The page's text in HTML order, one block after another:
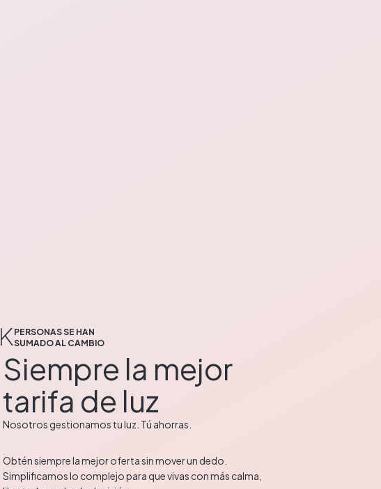
K PERSONAS SE HAN
SUMADO AL CAMBIO
Siempre la mejor
tarifa de luz
Nosotros gestionamos tu luz. Tú ahorras.
Obtén siempre la mejor oferta sin mover un dedo.
Simplificamos lo complejo para que vivas con más calma,